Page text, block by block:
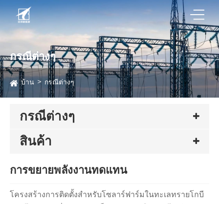
กรณีต่างๆ
บ้าน กรณีต่างๆ
กรณีต่างๆ
สินค้า
การขยายพลังงานทดแทน
โครงสร้างการติดตั้งสำหรับโซลาร์ฟาร์มในทะเลทรายโกบี